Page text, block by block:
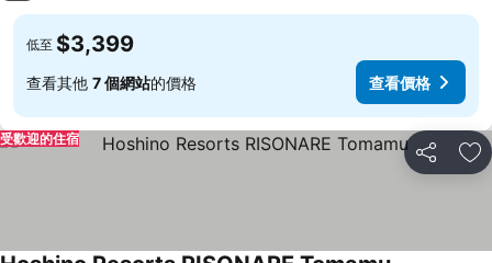
低至 $3,399
查看其他 7 個網站的價格 查看價格
分享 加
受歡迎的住宿